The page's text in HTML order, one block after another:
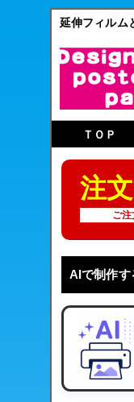
延伸フィルム
ＴＯＰ
注
ご
AIで制作す